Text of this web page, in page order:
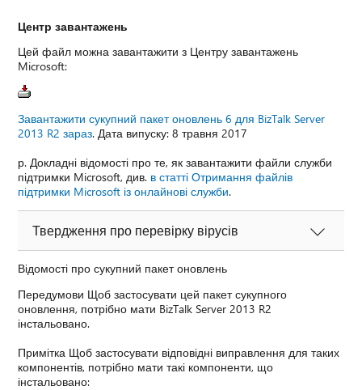
Центр завантажень
Цей файл можна завантажити з Центру завантажень
Microsoft:
Завантажити сукупний пакет оновлень 6 для BizTalk Server
2013 R2 зараз. Дата випуску: 8 травня 2017
р. Докладні відомості про те, як завантажити файли служби
підтримки Microsoft, див. в статті Отримання файлів
підтримки Microsoft із онлайнові служби.
Твердження про перевірку вірусів
Відомості про сукупний пакет оновлень
Передумови Щоб застосувати цей пакет сукупного
оновлення, потрібно мати BizTalk Server 2013 R2
інстальовано.
Примітка Щоб застосувати відповідні виправлення для таких
компонентів, потрібно мати такі компоненти, що
інстальовано: